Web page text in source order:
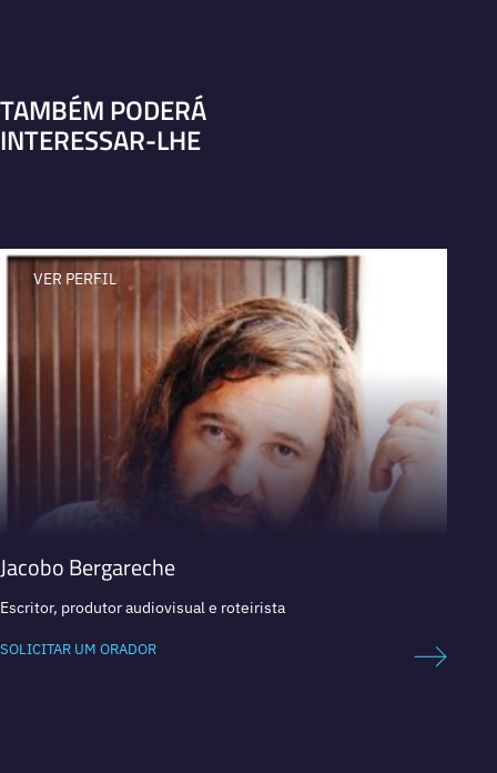
TAMBÉM PODERÁ
INTERESSAR-LHE
VER PERFIL
Jacobo Bergareche
Escritor, produtor audiovisual e roteirista
SOLICITAR UM ORADOR